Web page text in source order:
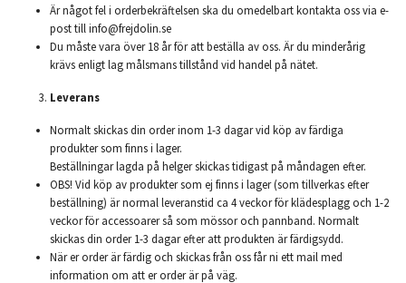
Är något fel i orderbekräftelsen ska du omedelbart kontakta oss via e-
post till info@frejdolin.se
Du måste vara över 18 år för att beställa av oss. Är du minderårig
krävs enligt lag målsmans tillstånd vid handel på nätet.
Leverans
Normalt skickas din order inom 1-3 dagar vid köp av färdiga
produkter som finns i lager.
Beställningar lagda på helger skickas tidigast på måndagen efter.
OBS! Vid köp av produkter som ej finns i lager (som tillverkas efter
beställning) är normal leveranstid ca 4 veckor för klädesplagg och 1-2
veckor för accessoarer så som mössor och pannband. Normalt
skickas din order 1-3 dagar efter att produkten är färdigsydd.
När er order är färdig och skickas från oss får ni ett mail med
information om att er order är på väg.